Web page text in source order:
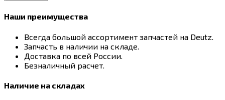
Наши преимущества
Всегда большой ассортимент запчастей на Deutz.
Запчасть в наличии на складе.
Доставка по всей России.
Безналичный расчет.
Наличие на складах